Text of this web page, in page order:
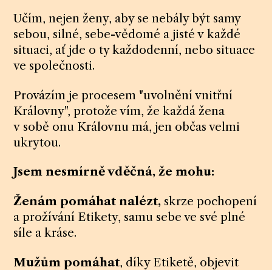
Učím, nejen ženy, aby se nebály být samy
sebou, silné, sebe-vědomé a jisté v každé
situaci, ať jde o ty každodenní, nebo situace
ve společnosti.
Provázím je procesem "uvolnění vnitřní
Královny", protože vím, že každá žena
v sobě onu Královnu má, jen občas velmi
ukrytou.
Jsem nesmírně vděčná, že mohu:
Ženám pomáhat nalézt, skrze pochopení
a prožívání Etikety, samu sebe ve své plné
síle a kráse.
Mužům pomáhat, díky Etiketě, objevit